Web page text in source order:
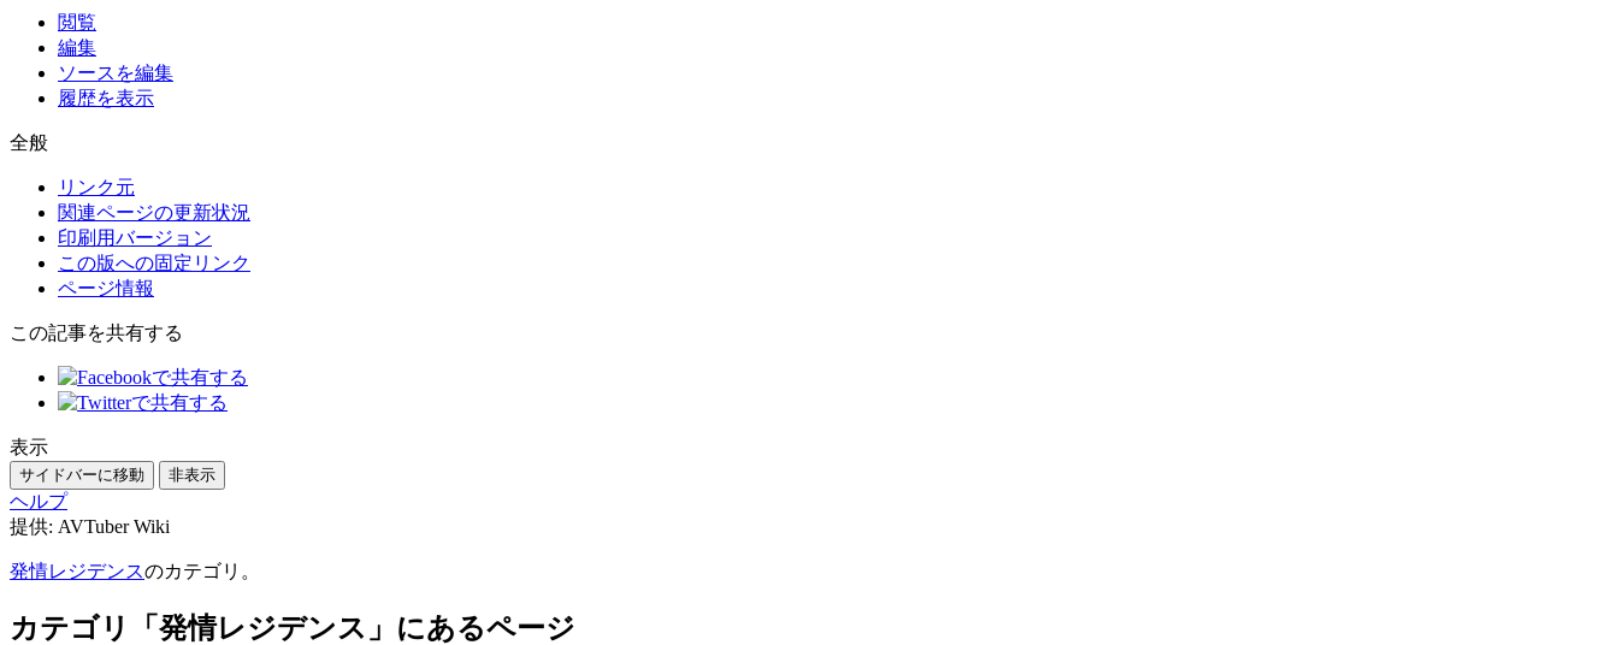
閲覧
編集
ソースを編集
履歴を表示
全般
リンク元
関連ページの更新状況
印刷用バージョン
この版への固定リンク
ページ情報
この記事を共有する
表示
サイドバーに移動 非表示
ヘルプ
提供: AVTuber Wiki
発情レジデンスのカテゴリ。
カテゴリ「発情レジデンス」にあるページ